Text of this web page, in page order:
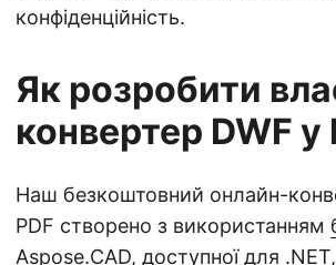
конфіденційність.
Як розробити
конвертер DWF у
Наш безкоштовний онлайн-
PDF створено з використанням
Aspose.CAD, доступної для .NET,